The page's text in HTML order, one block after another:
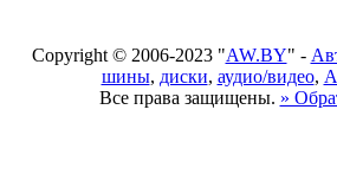
Copyright © 2006-2023 "AW.BY" -
шины, диски, аудио/видео,
Все права защищены. »